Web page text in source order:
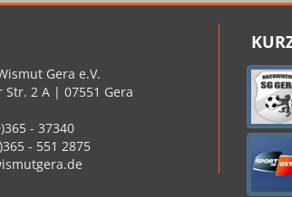
Gera e.V.
Str. 2 A | 07551 Gera
- 37340
- 551 2875